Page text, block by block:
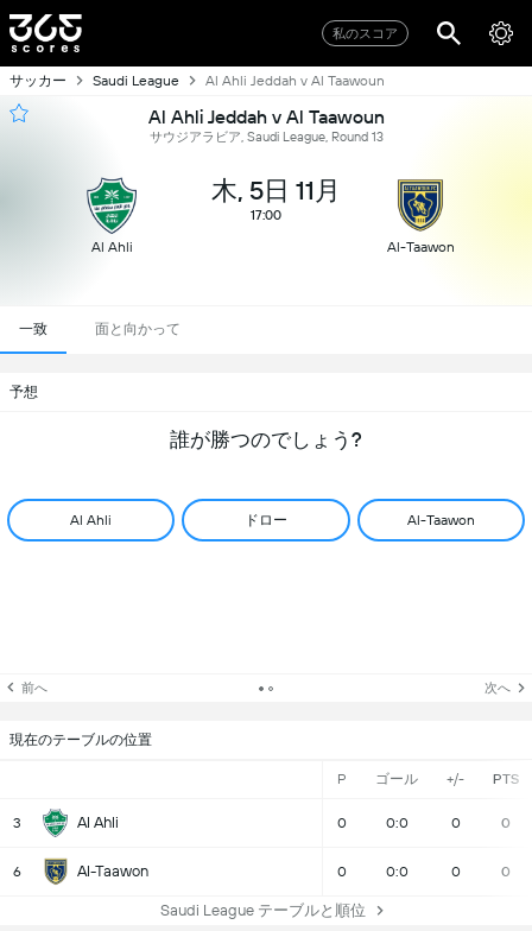
私のスコア
サッカー Saudi League Al Ahli Jeddah v Al Taawoun
Al Ahli Jeddah v Al Taawoun
サウジアラビア, Saudi League, Round 13
Al Ahli
木, 5日 11月
17:00
Al-Taawon
一致 面と向かって
予想
誰が勝つのでしょう?
Al Ahli ドロー Al-Taawon
前へ 次へ
現在のテーブルの位置
P ゴール +/- PTS
3 Al Ahli 0 0:0 0 0
6 Al-Taawon 0 0:0 0 0
Saudi League テーブルと順位